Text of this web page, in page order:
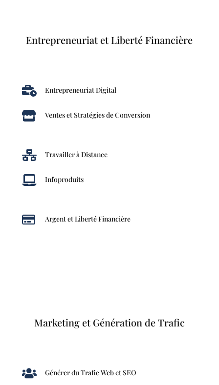
Entrepreneuriat et Liberté Financière
 Entrepreneuriat Digital
 Ventes et Stratégies de Conversion
 Travailler à Distance
 Infoproduits
 Argent et Liberté Financière
Marketing et Génération de Trafic
 Générer du Trafic Web et SEO